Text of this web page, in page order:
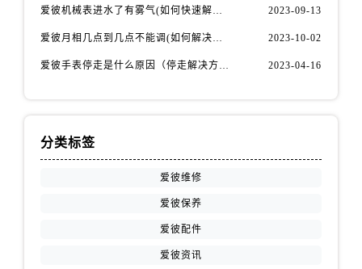
安徽省马鞍山市雨山区湖南西路爱彼售后服务中心（需提前预约）
爱彼机械表进水了有雾气(如何快速解决问题) 2023-09-13
爱彼月相几点到几点不能调(如何解决问题) 2023-10-02
爱彼手表停走是什么原因（停走解决方法） 2023-04-16
分类标签
爱彼维修
爱彼保养
爱彼配件
爱彼资讯